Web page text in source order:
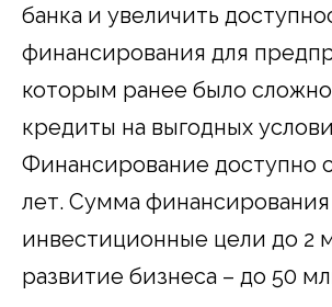
банка и увеличить
финансирования для
которым ранее было
кредиты на выгодных
Финансирование доступно
лет. Сумма финансирования
инвестиционные цели до 2
развитие бизнеса – до 50